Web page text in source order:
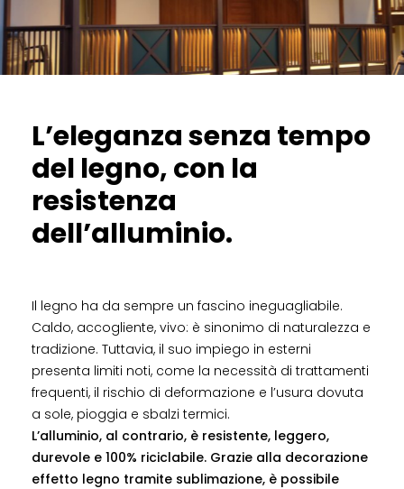
L’eleganza senza tempo
del legno, con la
resistenza
dell’alluminio.
Il legno ha da sempre un fascino ineguagliabile.
Caldo, accogliente, vivo: è sinonimo di naturalezza e
tradizione. Tuttavia, il suo impiego in esterni
presenta limiti noti, come la necessità di trattamenti
frequenti, il rischio di deformazione e l’usura dovuta
a sole, pioggia e sbalzi termici.
L’alluminio, al contrario, è resistente, leggero,
durevole e 100% riciclabile. Grazie alla decorazione
effetto legno tramite sublimazione, è possibile